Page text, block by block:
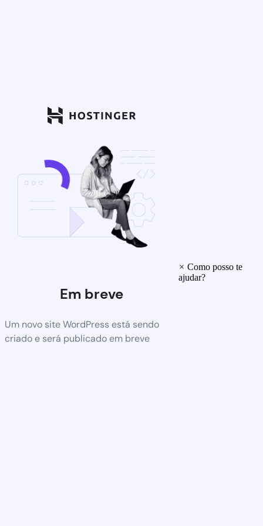
Em breve
Um novo site WordPress está sendo
criado e será publicado em breve
× Como posso te
ajudar?